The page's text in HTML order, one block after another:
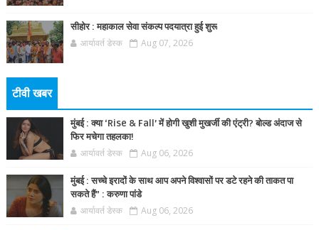
सीहोर : महाकाल सेवा संकल्प पदयात्रा हुई शुरू
आर्यावर्त डेस्क Aug 07, 2026
टीवी खबर
मुंबई : क्या ‘Rise & Fall’ में होगी खुशी मुखर्जी की एंट्री? बोल्ड अंदाज से
फिर मचेगा तहलका!
आर्यावर्त डेस्क Aug 06, 2026
मुंबई : सच्चे इरादों के साथ आप अपने विश्वासों पर डटे रहने की ताकत पा
सकते हैं” : करुणा पांडे
आर्यावर्त डेस्क Aug 06, 2026